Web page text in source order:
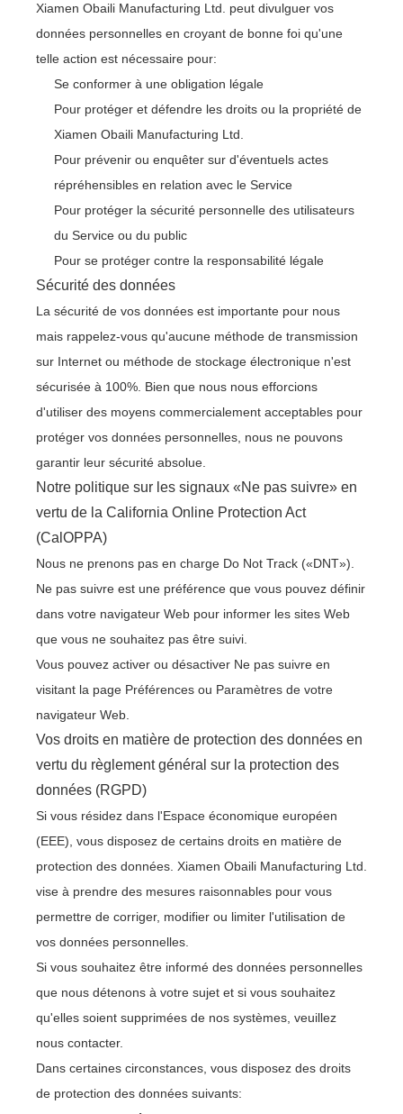
Xiamen Obaili Manufacturing Ltd. peut divulguer vos
données personnelles en croyant de bonne foi qu'une
telle action est nécessaire pour:
Se conformer à une obligation légale
Pour protéger et défendre les droits ou la propriété de
Xiamen Obaili Manufacturing Ltd.
Pour prévenir ou enquêter sur d'éventuels actes
répréhensibles en relation avec le Service
Pour protéger la sécurité personnelle des utilisateurs
du Service ou du public
Pour se protéger contre la responsabilité légale
Sécurité des données
La sécurité de vos données est importante pour nous
mais rappelez-vous qu'aucune méthode de transmission
sur Internet ou méthode de stockage électronique n'est
sécurisée à 100%. Bien que nous nous efforcions
d'utiliser des moyens commercialement acceptables pour
protéger vos données personnelles, nous ne pouvons
garantir leur sécurité absolue.
Notre politique sur les signaux «Ne pas suivre» en
vertu de la California Online Protection Act
(CalOPPA)
Nous ne prenons pas en charge Do Not Track («DNT»).
Ne pas suivre est une préférence que vous pouvez définir
dans votre navigateur Web pour informer les sites Web
que vous ne souhaitez pas être suivi.
Vous pouvez activer ou désactiver Ne pas suivre en
visitant la page Préférences ou Paramètres de votre
navigateur Web.
Vos droits en matière de protection des données en
vertu du règlement général sur la protection des
données (RGPD)
Si vous résidez dans l'Espace économique européen
(EEE), vous disposez de certains droits en matière de
protection des données. Xiamen Obaili Manufacturing Ltd.
vise à prendre des mesures raisonnables pour vous
permettre de corriger, modifier ou limiter l'utilisation de
vos données personnelles.
Si vous souhaitez être informé des données personnelles
que nous détenons à votre sujet et si vous souhaitez
qu'elles soient supprimées de nos systèmes, veuillez
nous contacter.
Dans certaines circonstances, vous disposez des droits
de protection des données suivants: